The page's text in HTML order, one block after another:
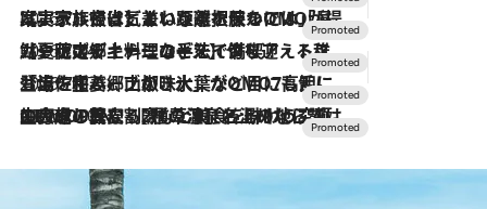
2026.7.31
【ホテル帰省】という選択肢をOMOが提案。家族とほどよい距離を保つには「昼は実家、夜は気兼ねなくホテルで！」
2026.7.24
【夏限定ディナーコース】旬を迎える稚鮎や花ズッキーニなどをイタリア・トスカーナの郷土料理の手法で満喫！
2026.7.17
「土佐和ハーブかき氷」がOMO7高知に登場！生姜、山椒、大葉など目にも舌にも涼を呼ぶ郷土の味
2026.7.10
NEW OPEN！【界 草津】名湯の地に誕生。趣の異なる2種の温泉と上州ならではの会席・蕎麦割烹など美食を味わう究極の癒やし旅